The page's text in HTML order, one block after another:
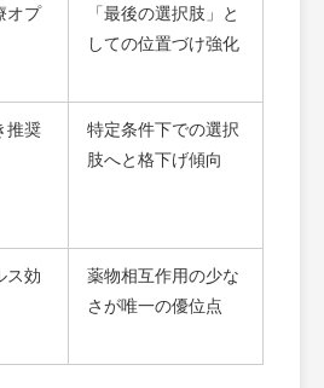
オプ
「最後の選択肢」と
しての位置づけ強化
推奨
特定条件下での選択
肢へと格下げ傾向
ス効
薬物相互作用の少な
さが唯一の優位点